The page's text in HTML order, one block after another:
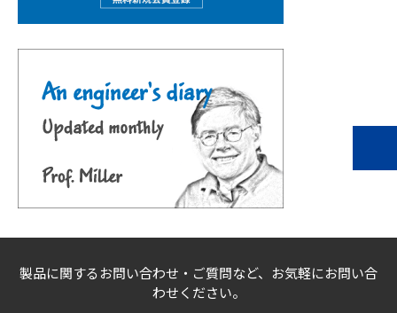
製品に関するお問い合わせ・ご質問など、お気軽にお問い合
わせください。